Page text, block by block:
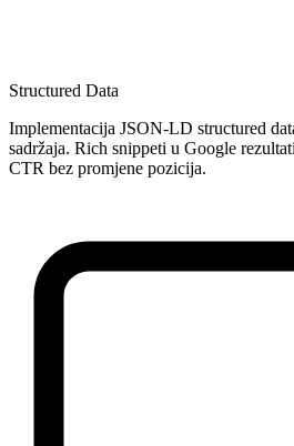
Structured Data
Implementacija JSON-LD structured
sadržaja. Rich snippeti u Google
CTR bez promjene pozicija.